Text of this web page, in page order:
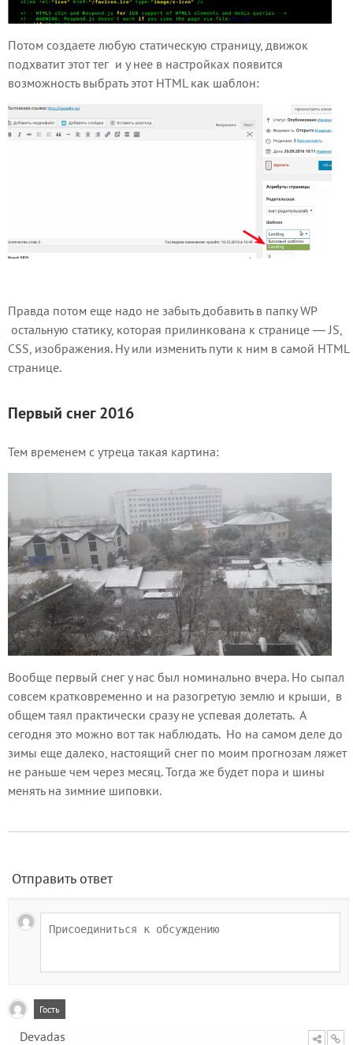
Потом создаете любую статическую страницу, движок
подхватит этот тег и у нее в настройках появится
возможность выбрать этот HTML как шаблон:
Правда потом еще надо не забыть добавить в папку WP
остальную статику, которая прилинкована к странице — JS,
CSS, изображения. Ну или изменить пути к ним в самой HTML
странице.
Первый снег 2016
Тем временем с утреца такая картина:
Вообще первый снег у нас был номинально вчера. Но сыпал
совсем кратковременно и на разогретую землю и крыши, в
общем таял практически сразу не успевая долетать. А
сегодня это можно вот так наблюдать. Но на самом деле до
зимы еще далеко, настоящий снег по моим прогнозам ляжет
не раньше чем через месяц. Тогда же будет пора и шины
менять на зимние шиповки.
Отправить ответ
Гость
Devadas